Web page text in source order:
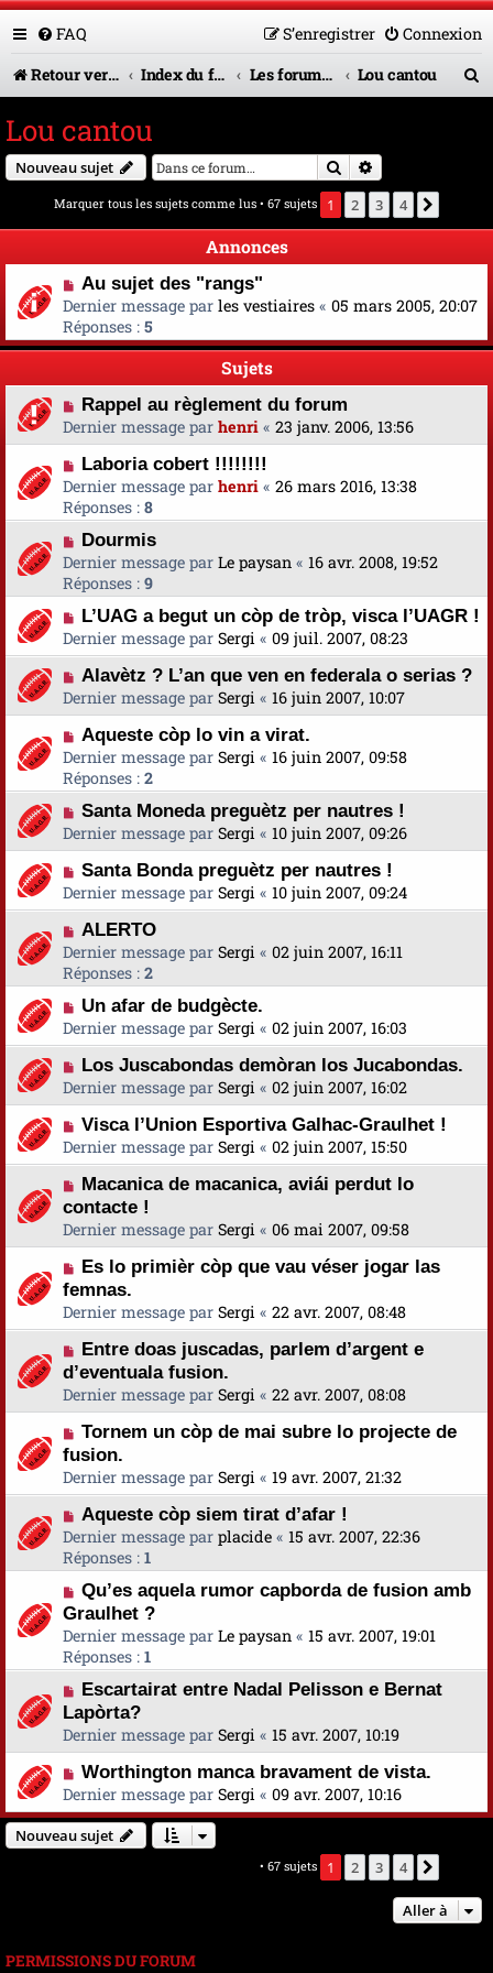
FAQ Connexion
S’enregistrer
Retour vers le site U.A.G.R.
Index du forum Les forums en service Lou cantou
e
r
Lou cantou
Nouveau sujet Rechercher
Marquer tous les sujets comme lus • 67 sujets 1 2 3 4
Annonces
Au sujet des "rangs"
Dernier message par les vestiaires « 05 mars 2005, 20:07
Réponses : 5
Sujets
Rappel au règlement du forum
Dernier message par henri « 23 janv. 2006, 13:56
Laboria cobert !!!!!!!!
Dernier message par henri « 26 mars 2016, 13:38
Réponses : 8
Dourmis
Dernier message par Le paysan « 16 avr. 2008, 19:52
Réponses : 9
L’UAG a begut un còp de tròp, visca l’UAGR !
Dernier message par Sergi « 09 juil. 2007, 08:23
Alavètz ? L’an que ven en federala o serias ?
Dernier message par Sergi « 16 juin 2007, 10:07
Aqueste còp lo vin a virat.
Dernier message par Sergi « 16 juin 2007, 09:58
Réponses : 2
Santa Moneda preguètz per nautres !
Dernier message par Sergi « 10 juin 2007, 09:26
Santa Bonda preguètz per nautres !
Dernier message par Sergi « 10 juin 2007, 09:24
ALERTO
Dernier message par Sergi « 02 juin 2007, 16:11
Réponses : 2
Un afar de budgècte.
Dernier message par Sergi « 02 juin 2007, 16:03
Los Juscabondas demòran los Jucabondas.
Dernier message par Sergi « 02 juin 2007, 16:02
Visca l’Union Esportiva Galhac-Graulhet !
Dernier message par Sergi « 02 juin 2007, 15:50
Macanica de macanica, aviái perdut lo
contacte !
Dernier message par Sergi « 06 mai 2007, 09:58
Es lo primièr còp que vau véser jogar las
femnas.
Dernier message par Sergi « 22 avr. 2007, 08:48
Entre doas juscadas, parlem d’argent e
d’eventuala fusion.
Dernier message par Sergi « 22 avr. 2007, 08:08
Tornem un còp de mai subre lo projecte de
fusion.
Dernier message par Sergi « 19 avr. 2007, 21:32
Aqueste còp siem tirat d’afar !
Dernier message par placide « 15 avr. 2007, 22:36
Réponses : 1
Qu’es aquela rumor capborda de fusion amb
Graulhet ?
Dernier message par Le paysan « 15 avr. 2007, 19:01
Réponses : 1
Escartairat entre Nadal Pelisson e Bernat
Lapòrta?
Dernier message par Sergi « 15 avr. 2007, 10:19
Worthington manca bravament de vista.
Dernier message par Sergi « 09 avr. 2007, 10:16
Nouveau sujet
• 67 sujets 1 2 3 4
Aller à
PERMISSIONS DU FORUM